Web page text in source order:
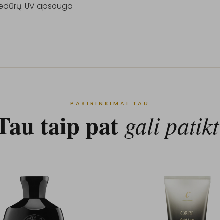
UV apsauga
PASIRINKIMAI TAU
taip pat gali